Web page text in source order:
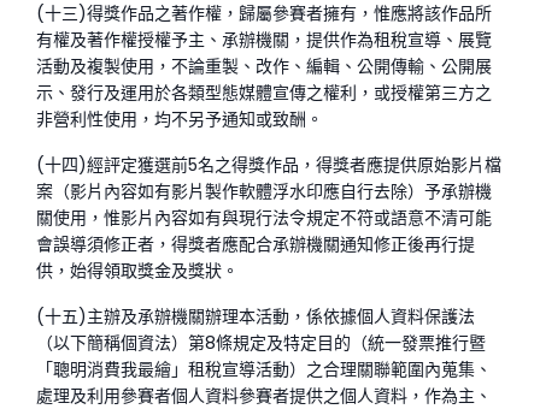
(十三)得獎作品之著作權，歸屬參賽者擁有，惟應將該作品所
有權及著作權授權予主、承辦機關，提供作為租稅宣導、展覽
活動及複製使用，不論重製、改作、編輯、公開傳輸、公開展
示、發行及運用於各類型態媒體宣傳之權利，或授權第三方之
非營利性使用，均不另予通知或致酬。
(十四)經評定獲選前5名之得獎作品，得獎者應提供原始影片檔
案（影片內容如有影片製作軟體浮水印應自行去除）予承辦機
關使用，惟影片內容如有與現行法令規定不符或語意不清可能
會誤導須修正者，得獎者應配合承辦機關通知修正後再行提
供，始得領取獎金及獎狀。
(十五)主辦及承辦機關辦理本活動，係依據個人資料保護法
（以下簡稱個資法）第8條規定及特定目的（統一發票推行暨
「聰明消費我最繪」租稅宣導活動）之合理關聯範圍內蒐集、
處理及利用參賽者個人資料參賽者提供之個人資料，作為主、